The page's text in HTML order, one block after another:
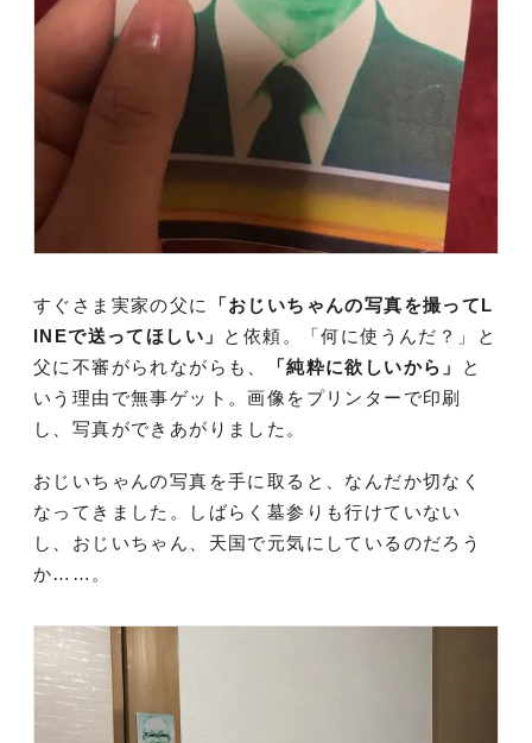
すぐさま実家の父に
「おじいちゃんの写真を撮ってL
INEで送ってほしい」 と依頼。「何に使うんだ？」と
父に不審がられながらも、
「純粋に欲しいから」
と
いう理由で無事ゲット。画像をプリンターで印刷
し、写真ができあがりました。
おじいちゃんの写真を手に取ると、なんだか切なく
なってきました。しばらく墓参りも行けていない
し、おじいちゃん、天国で元気にしているのだろう
か……。